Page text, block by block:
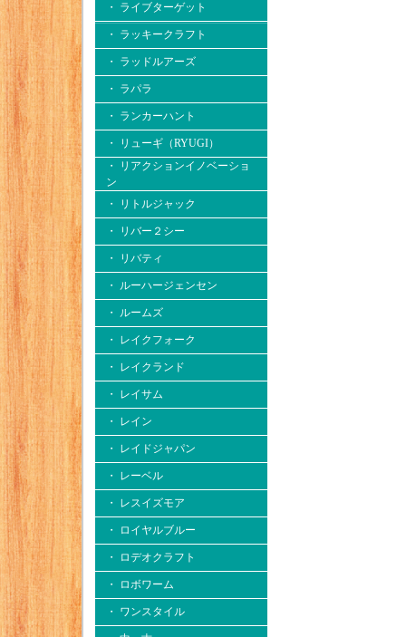
・ ライブターゲット
・ ラッキークラフト
・ ラッドルアーズ
・ ラパラ
・ ランカーハント
・ リューギ（RYUGI）
・ リアクションイノベーショ
ン
・ リトルジャック
・ リバー２シー
・ リバティ
・ ルーハージェンセン
・ ルームズ
・ レイクフォーク
・ レイクランド
・ レイサム
・ レイン
・ レイドジャパン
・ レーベル
・ レスイズモア
・ ロイヤルブルー
・ ロデオクラフト
・ ロボワーム
・ ワンスタイル